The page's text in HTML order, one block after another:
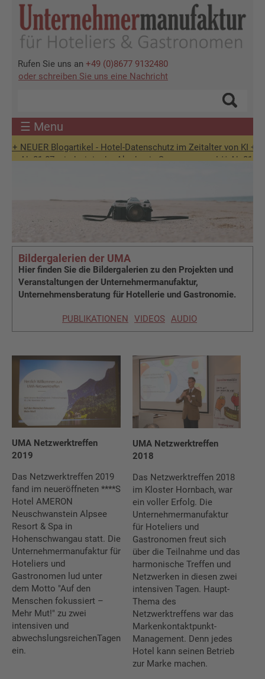
Direkt
Inhalt
Rufen Sie uns an +49 (0)8677 9132480
oder schreiben Sie uns eine Nachricht
☰ Menu
NEUER Blogartikel - Hotel-Datenschutz im Zeitalter von KI +++
Ab 01.07. sind wir in der Akademie-Sommerpause! ** Ab 01.09.
Bildergalerien der UMA
Hier finden Sie die Bildergalerien zu den Projekten und
Veranstaltungen der Unternehmermanufaktur,
Unternehmensberatung für Hotellerie und Gastronomie.
PUBLIKATIONEN VIDEOS AUDIO
UMA Netzwerktreffen
2019
Das Netzwerktreffen 2019
fand im neueröffneten ****S
Hotel AMERON
Neuschwan­stein Alpsee
Resort & Spa in
Hohenschwan­gau statt. Die
Unternehmermanufaktur für
Hoteliers und
Gastronomen lud unter
dem Motto "Auf den
Menschen fokussiert –
Mehr Mut!" zu zwei
intensiven und
abwechslungsreichenTagen
ein.
UMA Netzwerktreffen
2018
Das Netzwerktreffen 2018
im Kloster Hornbach, war
ein voller Erfolg. Die
Unternehmermanufaktur
für Hoteliers und
Gastronomen freut sich
über die Teilnahme und das
harmonische Treffen und
Netzwerken in diesen zwei
intensiven Tagen. Haupt-
Thema des
Netzwerktreffens war das
Markenkontaktpunkt-
Management. Denn jedes
Hotel kann seinen Betrieb
zur Marke machen.